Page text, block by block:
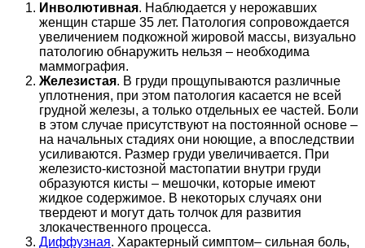
Инволютивная. Наблюдается у нерожавших
женщин старше 35 лет. Патология сопровождается
увеличением подкожной жировой массы, визуально
патологию обнаружить нельзя – необходима
маммография.
Железистая. В груди прощупываются различные
уплотнения, при этом патология касается не всей
грудной железы, а только отдельных ее частей. Боли
в этом случае присутствуют на постоянной основе –
на начальных стадиях они ноющие, а впоследствии
усиливаются. Размер груди увеличивается. При
железисто-кистозной мастопатии внутри груди
образуются кисты – мешочки, которые имеют
жидкое содержимое. В некоторых случаях они
твердеют и могут дать толчок для развития
злокачественного процесса.
Диффузная. Характерный симптом– сильная боль,